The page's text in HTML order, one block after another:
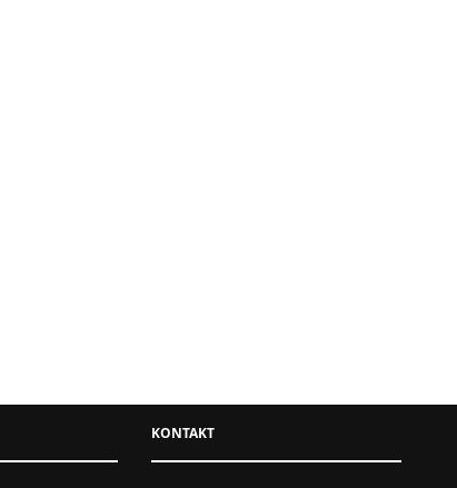
432,00
S M L XL
XXL
KONTAKT